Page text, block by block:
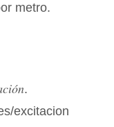
metro.
.
excitacion